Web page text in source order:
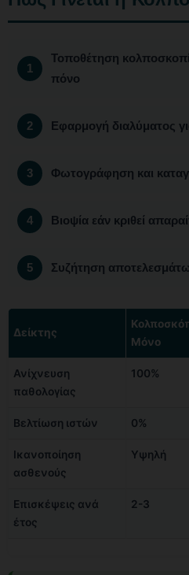
Τοποθέτηση
πόνο
Εφαρμογή διαλύματος
Φωτογράφηση και
Βιοψία εάν κριθεί
Συζήτηση
Δείκτης
Μόνο
Ανίχνευση
παθολογίας
100%
Βελτίωση ιστών 0%
Ικανοποίηση
ασθενούς
Υψηλή
Επισκέψεις ανά
έτος
2-3